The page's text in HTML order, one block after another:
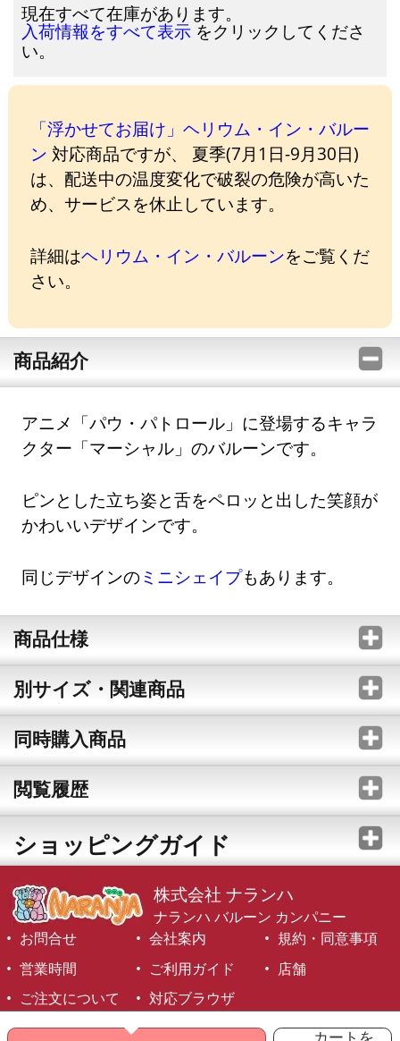
現在すべて在庫があります。
入荷情報をすべて表示 をクリックしてくださ
い。
「浮かせてお届け」ヘリウム・イン・バルー
ン 対応商品ですが、 夏季(7月1日-9月30日)
は、配送中の温度変化で破裂の危険が高いた
め、サービスを休止しています。
詳細はヘリウム・イン・バルーンをご覧くだ
さい。
商品紹介
アニメ「パウ・パトロール」に登場するキャラ
クター「マーシャル」のバルーンです。
ピンとした立ち姿と舌をペロッと出した笑顔が
かわいいデザインです。
同じデザインのミニシェイプもあります。
商品仕様
別サイズ・関連商品
同時購入商品
閲覧履歴
ショッピングガイド
株式会社 ナランハ
ナランハ バルーン カンパニー
お問合せ
会社案内
規約・同意事項
営業時間
ご利用ガイド
店舗
ご注文について
対応ブラウザ
©1999-2026 NARANJA Inc. All Rights Reserved.